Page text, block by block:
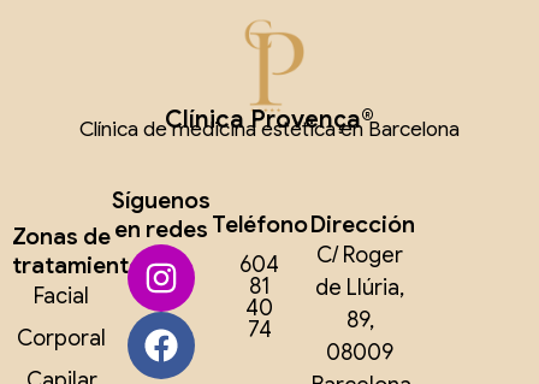
Clínica Provença®
Clínica de medicina estética en Barcelona
Zonas de
tratamiento
Facial
Corporal
Síguenos
en redes Teléfono
604
81
40
74
Dirección
C/ Roger
de Llúria,
89,
08009